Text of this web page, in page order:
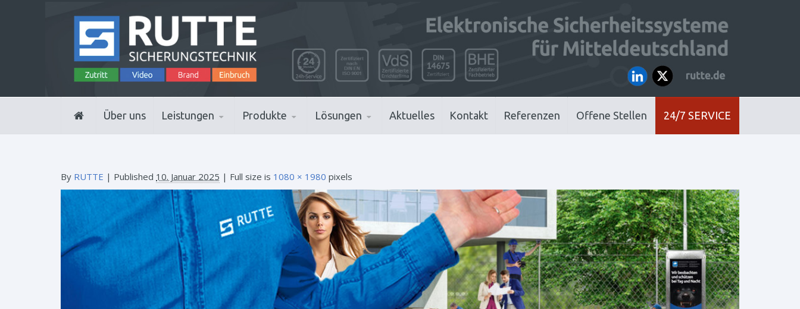
Über uns Leistungen Produkte Lösungen Aktuelles Kontakt Referenzen Offene Stellen 24/7 SERVICE
By RUTTE | Published 10. Januar 2025 | Full size is 1080 × 1980 pixels